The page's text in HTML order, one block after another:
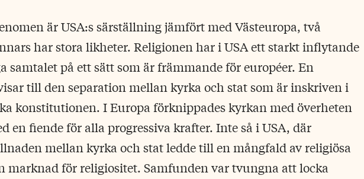
är USA:s särställning jämfört med Västeuropa, två
har stora likheter. Religionen har i USA ett starkt inflytande
samtalet på ett sätt som är främmande för européer. En
till den separation mellan kyrka och stat som är inskriven i
konstitutionen. I Europa förknippades kyrkan med överheten
en fiende för alla progressiva krafter. Inte så i USA, där
mellan kyrka och stat ledde till en mångfald av religiösa
marknad för religiositet. Samfunden var tvungna att locka